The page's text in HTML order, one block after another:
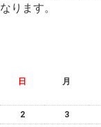
なります。
日 月
2
3